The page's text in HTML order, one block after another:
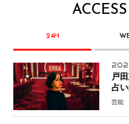
24H
戸
占
芸能